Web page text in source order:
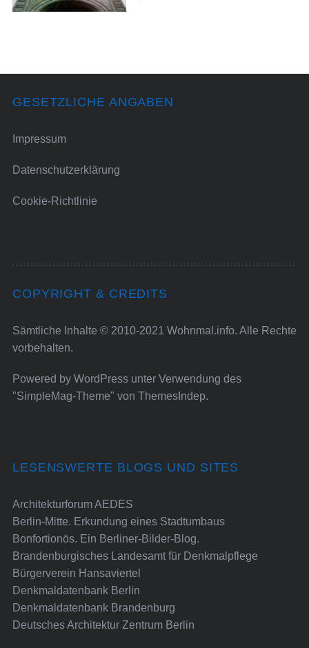
GESETZLICHE ANGABEN
Impressum
Datenschutzerklärung
Cookie-Richtlinie
COPYRIGHT & CREDITS
Sämtliche Inhalte © 2010-2021 Wohnmal.info. Alle Rechte
vorbehalten.
Powered by WordPressunter Verwendung des
"SimpleMag-Theme" von ThemesIndep.
LESENSWERTE BLOGS UND SITES
Architekturforum AEDES
Berlin-Mitte. Erkundung eines Stadtumbaus
Bonfortionös. Ein Berliner-Bilder-Blog.
Brandenburgisches Landesamt für Denkmalpflege
Bürgerverein Hansaviertel
Denkmaldatenbank Berlin
Denkmaldatenbank Brandenburg
Deutsches Architektur Zentrum Berlin